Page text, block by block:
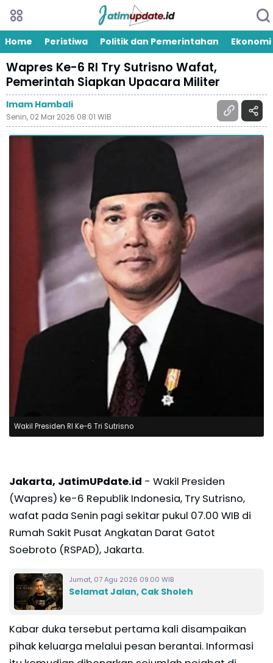
Home Peristiwa Politik dan Pemerintahan Ekonomi
Wapres Ke-6 RI Try Sutrisno Wafat,
Pemerintah Siapkan Upacara Militer
Imam Hambali
Senin, 02 Mar 2026 08:01 WIB
Wakil Presiden RI Ke-6 Tri Sutrisno
Jakarta, JatimUPdate.id - Wakil Presiden
(Wapres) ke-6 Republik Indonesia, Try Sutrisno,
wafat pada Senin pagi sekitar pukul 07.00 WIB di
Rumah Sakit Pusat Angkatan Darat Gatot
Soebroto (RSPAD), Jakarta.
Jumat, 07 Agu 2026 09:00 WIB
Selamat Jalan, Cak Sholeh
Kabar duka tersebut pertama kali disampaikan
pihak keluarga melalui pesan berantai. Informasi